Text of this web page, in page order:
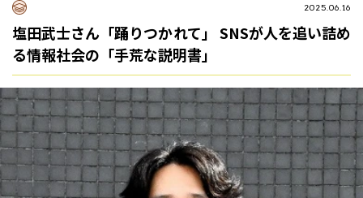
2025.06.16
塩田武士さん「踊りつかれて」 SNSが人を追い詰め
る情報社会の「手荒な説明書」